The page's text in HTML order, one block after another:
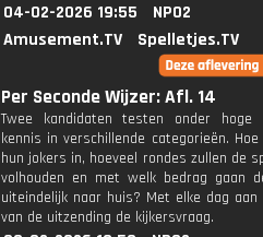
04-02-2026 19:55
NPO2
Amusement.TV
Spelletjes.TV
Per Seconde Wijzer: Afl. 14
Twee kandidaten testen onder hoge
kennis in verschillende categorieën.
hun jokers in, hoeveel rondes zullen de
volhouden en met welk bedrag gaan
uiteindelijk naar huis? Met elke dag
van de uitzending de kijkersvraag.